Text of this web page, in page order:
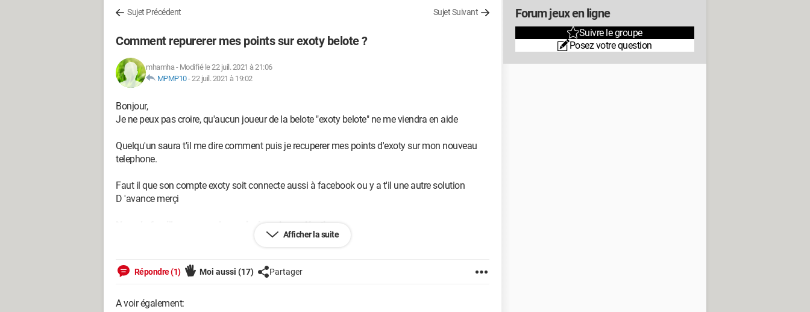
Sujet Précédent Sujet Suivant
Comment repurerer mes points sur exoty belote ?
mhamha- Modifié le 22 juil. 2021 à 21:06
MPMP10-22 juil. 2021 à 19:02
Bonjour,
Je ne peux pas croire, qu'aucun joueur de la belote "exoty belote" ne me viendra en aide
Quelqu'un saura t'il me dire comment puis je recuperer mes points d'exoty sur mon nouveau
telephone.
Faut il que son compte exoty soit connecte aussi à facebook ou y a t'il une autre solution
D 'avance merçi
Nom de famille personnel supprimé par la modération
Afficher la suite
Répondre (1) Moi aussi (17) Partager
A voir également:
Forum jeux en ligne
Suivre le groupe
Posez votre question